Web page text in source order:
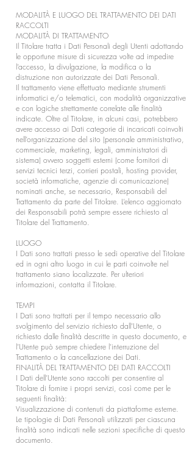
MODALITÀ E LUOGO DEL TRATTAMENTO DEI DATI
RACCOLTI
MODALITÀ DI TRATTAMENTO
Il Titolare tratta i Dati Personali degli Utenti adottando
le opportune misure di sicurezza volte ad impedire
l’accesso, la divulgazione, la modifica o la
distruzione non autorizzate dei Dati Personali.
Il trattamento viene effettuato mediante strumenti
informatici e/o telematici, con modalità organizzative
e con logiche strettamente correlate alle finalità
indicate. Oltre al Titolare, in alcuni casi, potrebbero
avere accesso ai Dati categorie di incaricati coinvolti
nell’organizzazione del sito (personale amministrativo,
commerciale, marketing, legali, amministratori di
sistema) ovvero soggetti esterni (come fornitori di
servizi tecnici terzi, corrieri postali, hosting provider,
società informatiche, agenzie di comunicazione)
nominati anche, se necessario, Responsabili del
Trattamento da parte del Titolare. L’elenco aggiornato
dei Responsabili potrà sempre essere richiesto al
Titolare del Trattamento.
LUOGO
I Dati sono trattati presso le sedi operative del Titolare
ed in ogni altro luogo in cui le parti coinvolte nel
trattamento siano localizzate. Per ulteriori
informazioni, contatta il Titolare.
TEMPI
I Dati sono trattati per il tempo necessario allo
svolgimento del servizio richiesto dall’Utente, o
richiesto dalle finalità descritte in questo documento, e
l’Utente può sempre chiedere l’interruzione del
Trattamento o la cancellazione dei Dati.
FINALITÀ DEL TRATTAMENTO DEI DATI RACCOLTI
I Dati dell’Utente sono raccolti per consentire al
Titolare di fornire i propri servizi, così come per le
seguenti finalità:
Visualizzazione di contenuti da piattaforme esterne.
Le tipologie di Dati Personali utilizzati per ciascuna
finalità sono indicati nelle sezioni specifiche di questo
documento.